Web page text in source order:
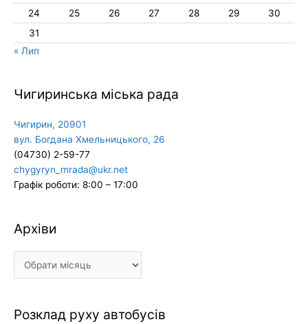
24
25 26 27 28 29
30
31
« Лип
Чигиринська міська рада
Чигирин, 20901
вул. Богдана Хмельницького, 26
(04730) 2-59-77
chygyryn_mrada@ukr.net
Графік роботи: 8:00 – 17:00
Архіви
Архіви
Розклад руху автобусів